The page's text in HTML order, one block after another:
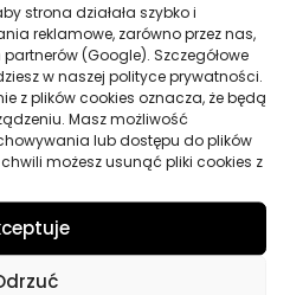
strona działała szybko i
reklamowe, zarówno przez nas,
(Google). Szczegółowe
w naszej polityce prywatności.
z plików cookies oznacza, że będą
Masz możliwość
lub dostępu do plików
możesz usunąć pliki cookies z